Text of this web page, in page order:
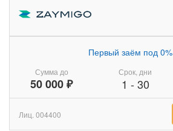
Сумма до
50 000 ₽
Первый заём под 0%
Срок, дни
1 - 30
Лиц. 004400